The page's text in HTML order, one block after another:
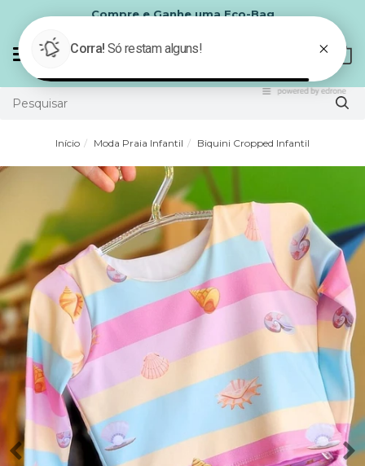
Parcele em até 6x sem
Mudar
Início Moda Praia Infantil Biquini Cropped Infantil